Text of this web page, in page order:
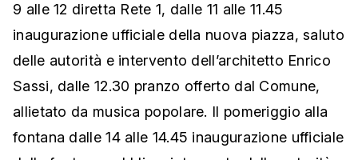
9 alle 12 diretta Rete 1, dalle 11 alle 11.45
inaugurazione ufficiale della nuova piazza, saluto
delle autorità e intervento dell’architetto Enrico
Sassi, dalle 12.30 pranzo offerto dal Comune,
allietato da musica popolare. Il pomeriggio alla
fontana dalle 14 alle 14.45 inaugurazione ufficiale